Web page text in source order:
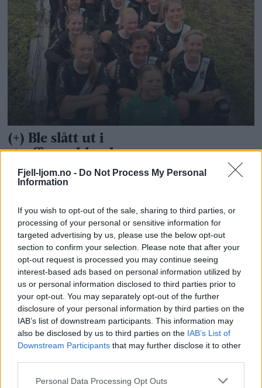
Fjell-ljom.no - Do Not Process My Personal
Information
If you wish to opt-out of the sale, sharing to third parties, or
processing of your personal or sensitive information for
targeted advertising by us, please use the below opt-out
section to confirm your selection. Please note that after your
opt-out request is processed you may continue seeing
interest-based ads based on personal information utilized by
us or personal information disclosed to third parties prior to
your opt-out. You may separately opt-out of the further
disclosure of your personal information by third parties on the
IAB’s list of downstream participants. This information may
also be disclosed by us to third parties on the IAB’s List of
Downstream Participants that may further disclose it to other
Personal Data Processing Opt Outs